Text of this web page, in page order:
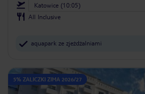
Katowice (10:05)
All Inclusive
aquapark ze zjeżdżalniami
5% ZALICZKI ZIMA 2026/27